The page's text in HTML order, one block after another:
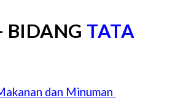
BIDANG TATA
dan Minuman